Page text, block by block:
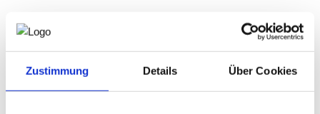
Zustimmung Details Über Cookies
In den Kärntner Klassenzimmern stecken eine Menge
innovative Köpfe, wie der Ideenwettbewerb
innovation@school jährlich unter Beweis stellt. Die
Volkswirtschaftliche Gesellschaft Kärnten und die